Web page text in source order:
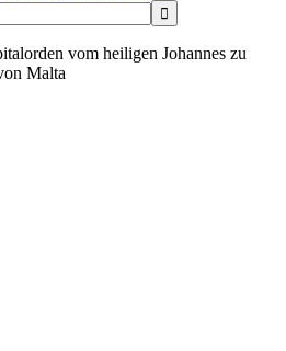
vom heiligen Johannes zu
Malta